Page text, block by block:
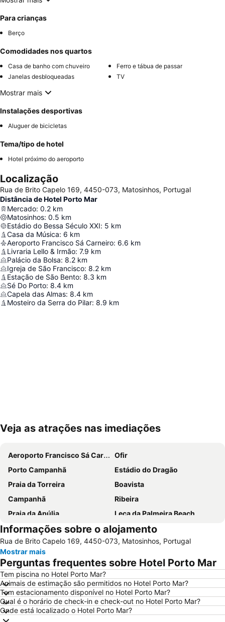
Para crianças
Berço
Comodidades nos quartos
Casa de banho com chuveiro
Ferro e tábua de passar
Janelas desbloqueadas
TV
Mostrar mais
Instalações desportivas
Aluguer de bicicletas
Tema/tipo de hotel
Hotel próximo do aeroporto
Localização
Rua de Brito Capelo 169, 4450-073, Matosinhos, Portugal
Distância de Hotel Porto Mar
Mercado: 0.2 km
Matosinhos: 0.5 km
Estádio do Bessa Século XXI: 5 km
Casa da Música: 6 km
Aeroporto Francisco Sá Carneiro: 6.6 km
Livraria Lello & Irmão: 7.9 km
Palácio da Bolsa: 8.2 km
Igreja de São Francisco: 8.2 km
Estação de São Bento: 8.3 km
Sé Do Porto: 8.4 km
Capela das Almas: 8.4 km
Mosteiro da Serra do Pilar: 8.9 km
Ampliar mapa
Veja as atrações nas imediações
Aeroporto Francisco Sá Carneiro
Ofir
Porto Campanhã
Estádio do Dragão
Praia da Torreira
Boavista
Campanhã
Ribeira
Praia da Apúlia
Leça da Palmeira Beach
Parque aquático de Amarante
Pavilhão Multiusos Gondomar
Praia do Furadouro
Cais de Gaia
Magikland
Pavilhão Rosa Mota
Norteshopping
Rua Santa Catarina
Baixa
Centro Histórico do Porto
Casa da Música
Parque & Zoo Santo Inácio
Estação São Bento
Aver-o-Mar Beach
Informações sobre o alojamento
Rua de Brito Capelo 169, 4450-073, Matosinhos, Portugal
Mostrar mais
Perguntas frequentes sobre Hotel Porto Mar
Tem piscina no Hotel Porto Mar?
Animais de estimação são permitidos no Hotel Porto Mar?
Tem estacionamento disponível no Hotel Porto Mar?
Qual é o horário de check-in e check-out no Hotel Porto Mar?
Onde está localizado o Hotel Porto Mar?